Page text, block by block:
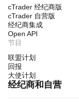
cTrader 经纪商版
cTrader 自营版
经纪商集成
Open API
节目
联盟计划
回报
大使计划
经纪商和自营